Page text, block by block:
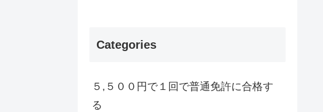
Categories
５,５００円で１回で普通免許に合格す
る